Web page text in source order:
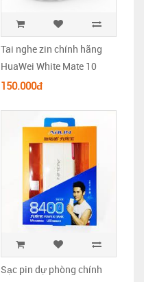
Tai nghe zin chính hãng
HuaWei White Mate 10
150.000đ
Sạc pin dự phòng chính